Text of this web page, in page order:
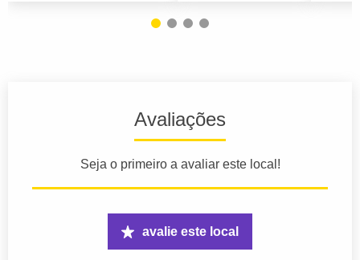
Avaliações
Seja o primeiro a avaliar este local!
avalie este local